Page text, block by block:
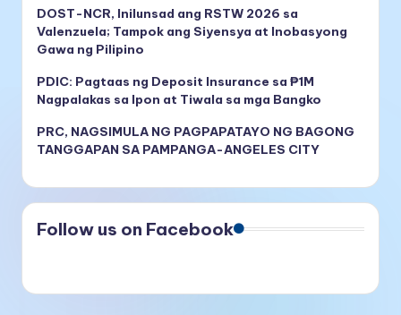
DOST-NCR, Inilunsad ang RSTW 2026 sa
Valenzuela; Tampok ang Siyensya at Inobasyong
Gawa ng Pilipino
PDIC: Pagtaas ng Deposit Insurance sa ₱1M
Nagpalakas sa Ipon at Tiwala sa mga Bangko
PRC, NAGSIMULA NG PAGPAPATAYO NG BAGONG
TANGGAPAN SA PAMPANGA-ANGELES CITY
Follow us on Facebook